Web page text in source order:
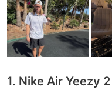
1. Nike Air Yeezy